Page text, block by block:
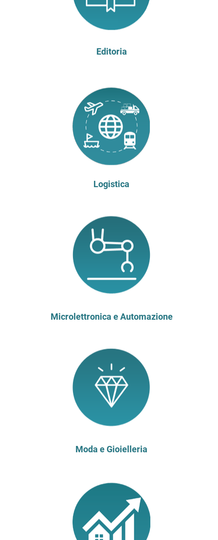
Editoria
Logistica
Microlettronica e Automazione
Moda e Gioielleria